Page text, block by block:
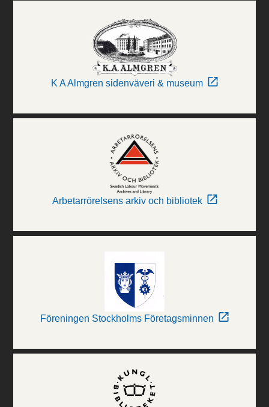
K A Almgren sidenväveri & museum
Arbetarrörelsens arkiv och bibliotek
Föreningen Stockholms Företagsminnen